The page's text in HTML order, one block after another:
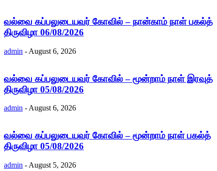
வல்வை கப்பலுடையவர் கோவில் – நான்காம் நாள் பகல்த்
திருவிழா 06/08/2026
admin - August 6, 2026
வல்வை கப்பலுடையவர் கோவில் – மூன்றாம் நாள் இரவுத்
திருவிழா 05/08/2026
admin - August 6, 2026
வல்வை கப்பலுடையவர் கோவில் – மூன்றாம் நாள் பகல்த்
திருவிழா 05/08/2026
admin - August 5, 2026